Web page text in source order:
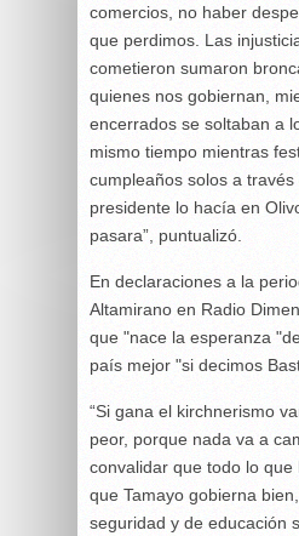
comercios, no haber
que perdimos. Las
cometieron sumaron
quienes nos gobiernan,
encerrados se soltaban a
mismo tiempo mientras
cumpleaños solos a
presidente lo hacía en
pasara”, puntualizó.
En declaraciones a la
Altamirano en Radio
que "nace la esperanza
país mejor "si decimos
“Si gana el kirchnerismo
peor, porque nada va a
convalidar que todo lo que
que Tamayo gobierna
seguridad y de educación